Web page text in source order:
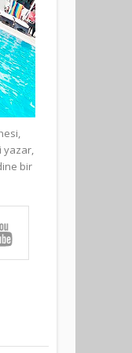
yazar,
bir